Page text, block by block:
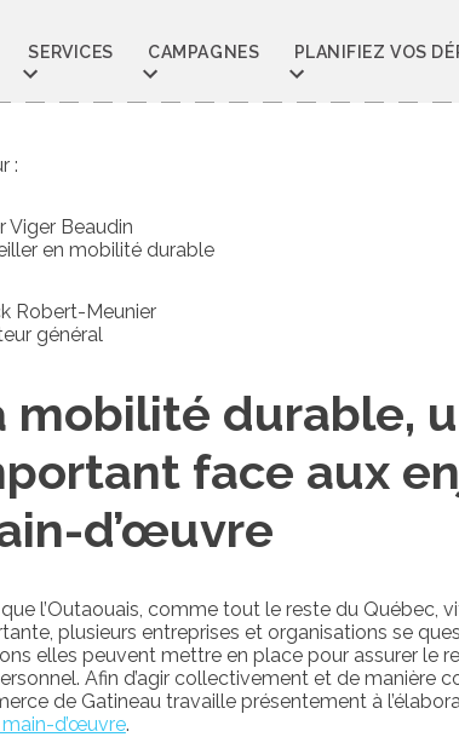
SERVICES CAMPAGNES PLANIFIEZ VOS
:
Viger Beaudin
en mobilité durable
Robert-Meunier
général
mobilité durable,
face aux
d’œuvre
l’Outaouais, comme tout le reste du Québec,
plusieurs entreprises et organisations se
elles peuvent mettre en place pour assurer le
Afin d’agir collectivement et de manière
de Gatineau travaille présentement à
d’œuvre.